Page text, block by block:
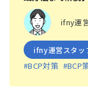
ifny運
ifny運営スタッ
#BCP対策 #BCP